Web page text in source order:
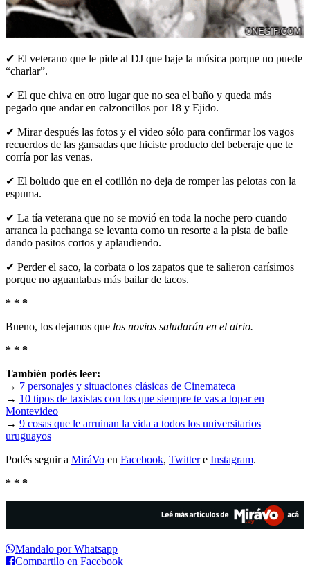
✔ El veterano que le pide al DJ que baje la música porque no puede
“charlar”.
✔ El que chiva en otro lugar que no sea el baño y queda más
pegado que andar en calzoncillos por 18 y Ejido.
✔ Mirar después las fotos y el video sólo para confirmar los vagos
recuerdos de las gansadas que hiciste producto del beberaje que te
corría por las venas.
✔ El boludo que en el cotillón no deja de romper las pelotas con la
espuma.
✔ La tía veterana que no se movió en toda la noche pero cuando
arranca la pachanga se levanta como un resorte a la pista de baile
dando pasitos cortos y aplaudiendo.
✔ Perder el saco, la corbata o los zapatos que te salieron carísimos
porque no aguantabas más bailar de tacos.
* * *
Bueno, los dejamos que los novios saludarán en el atrio.
* * *
También podés leer:
→ 7 personajes y situaciones clásicas de Cinemateca
→ 10 tipos de taxistas con los que siempre te vas a topar en
Montevideo
→ 9 cosas que le arruinan la vida a todos los universitarios
uruguayos
Podés seguir a MiráVo en Facebook, Twittere Instagram.
* * *
Mandalo por Whatsapp
Compartilo en Facebook